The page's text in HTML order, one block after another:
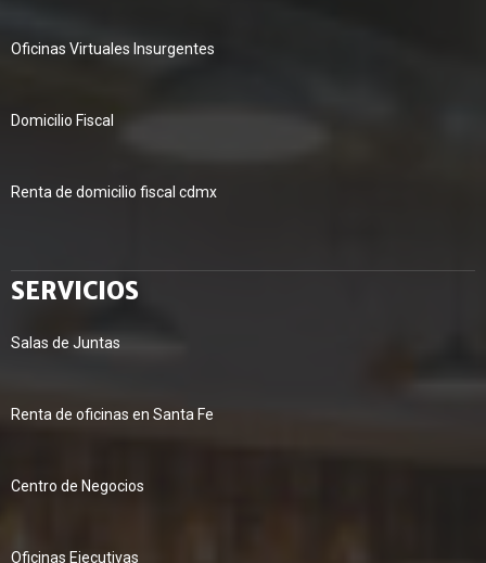
Oficinas Virtuales Insurgentes
Domicilio Fiscal
Renta de domicilio fiscal cdmx
SERVICIOS
Salas de Juntas
Renta de oficinas en Santa Fe
Centro de Negocios
Oficinas Ejecutivas